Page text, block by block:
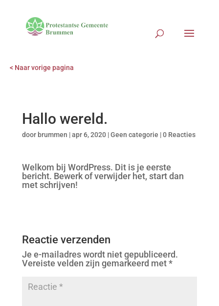
< Naar vorige pagina
Hallo wereld.
door brummen |apr 6, 2020|Geen categorie |0 Reacties
Welkom bij WordPress. Dit is je eerste
bericht. Bewerk of verwijder het, start dan
met schrijven!
Reactie verzenden
Je e-mailadres wordt niet gepubliceerd.
Vereiste velden zijn gemarkeerd met*